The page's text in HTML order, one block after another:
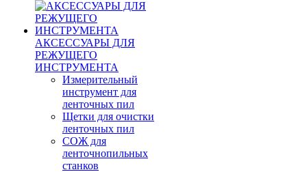
АКСЕССУАРЫ ДЛЯ
РЕЖУЩЕГО
ИНСТРУМЕНТА
Измерительный
инструмент для
ленточных пил
Щетки для очистки
ленточных пил
СОЖ для
ленточнопильных
станков